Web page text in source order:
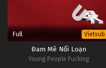
Full Vietsub
Đam Mê Nổi Loạn
Young People Fucking